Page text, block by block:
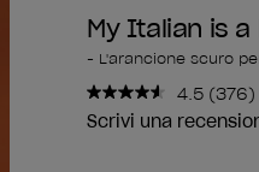
My Italian is
- L'arancione scuro
4.5 Leggi
376
(376)
Scrivi una